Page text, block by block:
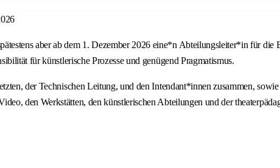
aber ab dem 1. Dezember 2026 eine*n Abteilungsleiter*in für
für künstlerische Prozesse und genügend Pragmatismus.
der Technischen Leitung, und den Intendant*innen zusammen,
den Werkstätten, den künstlerischen Abteilungen und der